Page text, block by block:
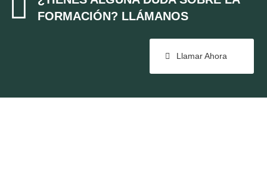

FORMACIÓN? LLÁMANOS
Llamar Ahora